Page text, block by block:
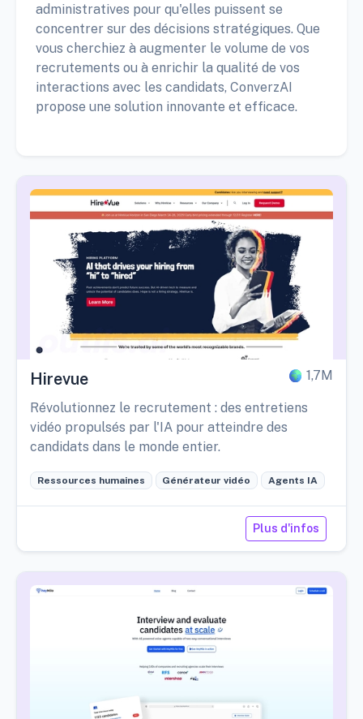
administratives pour qu'elles puissent se
concentrer sur des décisions stratégiques. Que
vous cherchiez à augmenter le volume de vos
recrutements ou à enrichir la qualité de vos
interactions avec les candidats, ConverzAI
propose une solution innovante et efficace.
Hirevue 1,7M
Révolutionnez le recrutement : des entretiens
vidéo propulsés par l'IA pour atteindre des
candidats dans le monde entier.
Ressources humaines Générateur vidéo Agents IA
Plus d'infos